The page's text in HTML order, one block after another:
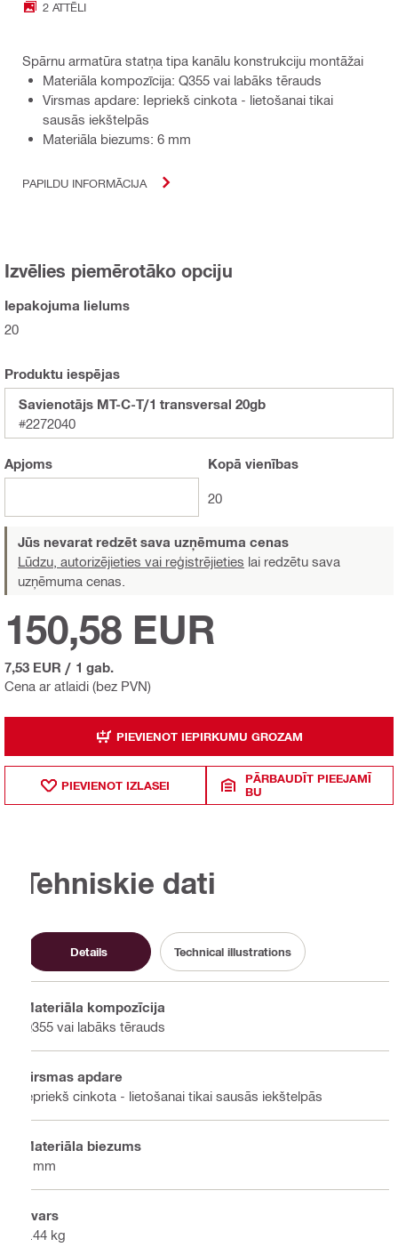
2 ATTĒLI
Spārnu armatūra statņa tipa kanālu konstrukciju montāžai
Materiāla kompozīcija: Q355 vai labāks tērauds
Virsmas apdare: Iepriekš cinkota - lietošanai tikai
sausās iekštelpās
Materiāla biezums: 6 mm
PAPILDU INFORMĀCIJA
Izvēlies piemērotāko opciju
Iepakojuma lielums
20
Produktu iespējas
Savienotājs MT-C-T/1 transversal 20gb
#2272040
Apjoms Kopā vienības
20
Jūs nevarat redzēt sava uzņēmuma cenas
Lūdzu, autorizējieties vai reģistrējieties lai redzētu sava
uzņēmuma cenas.
Cena ar atlaidi (bez PVN)
150,58 EUR
7,53 EUR / 1 gab.
PIEVIENOT IEPIRKUMU GROZAM
PIEVIENOT IZLASEI
PĀRBAUDĪT PIEEJAMĪ
BU
Tehniskie dati
Details Technical illustrations
Materiāla kompozīcija
Q355 vai labāks tērauds
Virsmas apdare
Iepriekš cinkota - lietošanai tikai sausās iekštelpās
Materiāla biezums
6 mm
Svars
0.44 kg